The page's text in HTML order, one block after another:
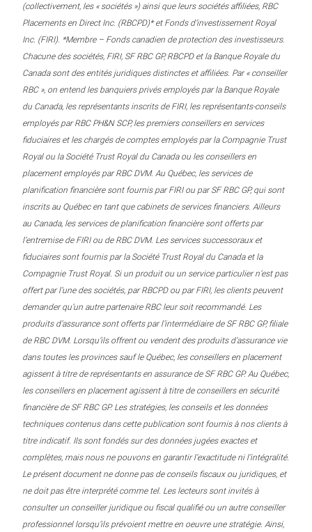
(collectivement, les « sociétés ») ainsi que leurs sociétés affiliées, RBC
Placements en Direct Inc. (RBCPD)* et Fonds d’investissement Royal
Inc. (FIRI). *Membre – Fonds canadien de protection des investisseurs.
Chacune des sociétés, FIRI, SF RBC GP, RBCPD et la Banque Royale du
Canada sont des entités juridiques distinctes et affiliées. Par « conseiller
RBC », on entend les banquiers privés employés par la Banque Royale
du Canada, les représentants inscrits de FIRI, les représentants-conseils
employés par RBC PH&N SCP, les premiers conseillers en services
fiduciaires et les chargés de comptes employés par la Compagnie Trust
Royal ou la Société Trust Royal du Canada ou les conseillers en
placement employés par RBC DVM. Au Québec, les services de
planification financière sont fournis par FIRI ou par SF RBC GP, qui sont
inscrits au Québec en tant que cabinets de services financiers. Ailleurs
au Canada, les services de planification financière sont offerts par
l’entremise de FIRI ou de RBC DVM. Les services successoraux et
fiduciaires sont fournis par la Société Trust Royal du Canada et la
Compagnie Trust Royal. Si un produit ou un service particulier n’est pas
offert par l’une des sociétés, par RBCPD ou par FIRI, les clients peuvent
demander qu’un autre partenaire RBC leur soit recommandé. Les
produits d’assurance sont offerts par l’intermédiaire de SF RBC GP, filiale
de RBC DVM. Lorsqu’ils offrent ou vendent des produits d’assurance vie
dans toutes les provinces sauf le Québec, les conseillers en placement
agissent à titre de représentants en assurance de SF RBC GP. Au Québec,
les conseillers en placement agissent à titre de conseillers en sécurité
financière de SF RBC GP. Les stratégies, les conseils et les données
techniques contenus dans cette publication sont fournis à nos clients à
titre indicatif. Ils sont fondés sur des données jugées exactes et
complètes, mais nous ne pouvons en garantir l’exactitude ni l’intégralité.
Le présent document ne donne pas de conseils fiscaux ou juridiques, et
ne doit pas être interprété comme tel. Les lecteurs sont invités à
consulter un conseiller juridique ou fiscal qualifié ou un autre conseiller
professionnel lorsqu’ils prévoient mettre en oeuvre une stratégie. Ainsi,